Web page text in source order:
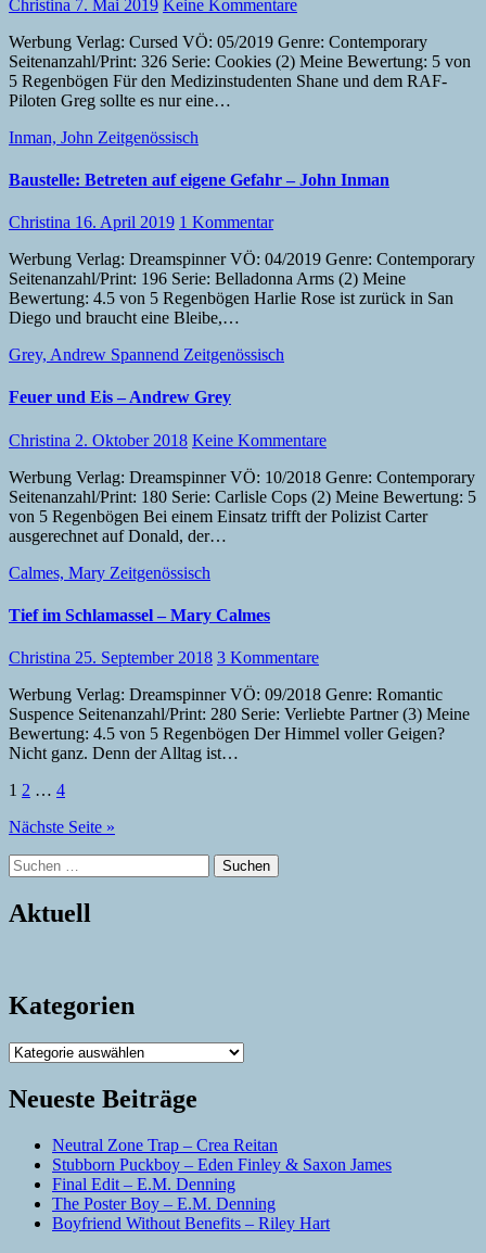
Christina 7. Mai 2019 Keine Kommentare
Werbung Verlag: Cursed VÖ: 05/2019 Genre: Contemporary
Seitenanzahl/Print: 326 Serie: Cookies (2) Meine Bewertung: 5 von
5 Regenbögen Für den Medizinstudenten Shane und dem RAF-
Piloten Greg sollte es nur eine…
Inman, John Zeitgenössisch
Baustelle: Betreten auf eigene Gefahr – John Inman
Christina 16. April 2019 1 Kommentar
Werbung Verlag: Dreamspinner VÖ: 04/2019 Genre: Contemporary
Seitenanzahl/Print: 196 Serie: Belladonna Arms (2) Meine
Bewertung: 4.5 von 5 Regenbögen Harlie Rose ist zurück in San
Diego und braucht eine Bleibe,…
Grey, Andrew Spannend Zeitgenössisch
Feuer und Eis – Andrew Grey
Christina 2. Oktober 2018 Keine Kommentare
Werbung Verlag: Dreamspinner VÖ: 10/2018 Genre: Contemporary
Seitenanzahl/Print: 180 Serie: Carlisle Cops (2) Meine Bewertung: 5
von 5 Regenbögen Bei einem Einsatz trifft der Polizist Carter
ausgerechnet auf Donald, der…
Calmes, Mary Zeitgenössisch
Tief im Schlamassel – Mary Calmes
Christina 25. September 2018 3 Kommentare
Werbung Verlag: Dreamspinner VÖ: 09/2018 Genre: Romantic
Suspence Seitenanzahl/Print: 280 Serie: Verliebte Partner (3) Meine
Bewertung: 4.5 von 5 Regenbögen Der Himmel voller Geigen?
Nicht ganz. Denn der Alltag ist…
Seitennummerierung
der
Beiträge
1 2 … 4
Nächste Seite »
Suchen
nach:
Aktuell
Kategorien
Kategorien
Neueste Beiträge
Neutral Zone Trap – Crea Reitan
Stubborn Puckboy – Eden Finley & Saxon James
Final Edit – E.M. Denning
The Poster Boy – E.M. Denning
Boyfriend Without Benefits – Riley Hart